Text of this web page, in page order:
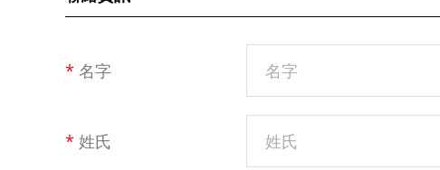
* 名字
* 姓氏